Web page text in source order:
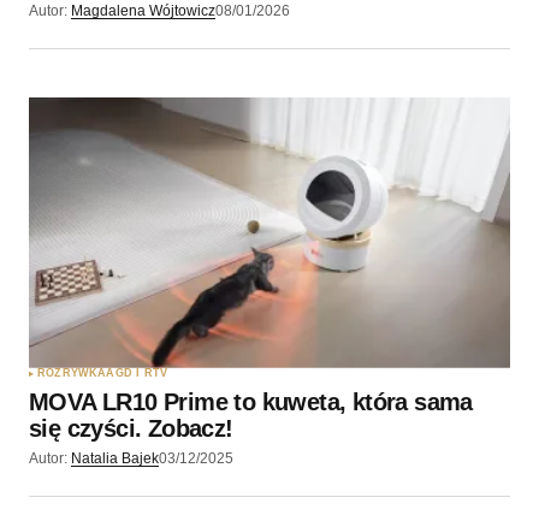
Autor: Magdalena Wójtowicz08/01/2026
ROZRYWKAAGD I RTV
MOVA LR10 Prime to kuweta, która sama
się czyści. Zobacz!
Autor: Natalia Bajek03/12/2025